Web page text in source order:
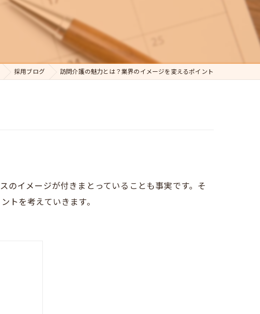
採用ブログ 訪問介護の魅力とは？業界のイメージを変えるポイント
のイメージが付きまとっていることも事実です。そ
トを考えていきます。